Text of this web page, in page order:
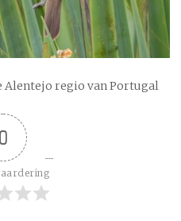
Alentejo regio van Portugal
0